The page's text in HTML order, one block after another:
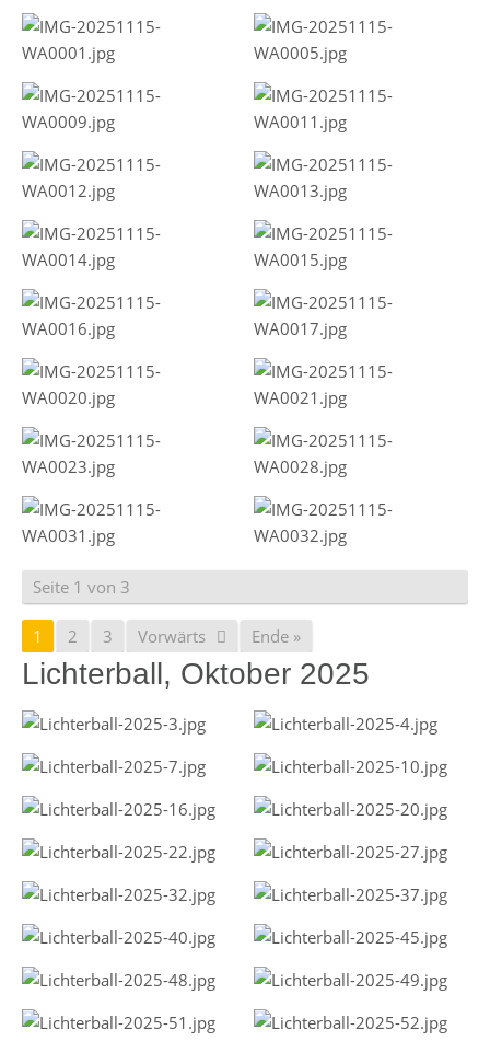
Seite 1 von 3
1 2 3 Vorwärts Ende »
Lichterball, Oktober 2025